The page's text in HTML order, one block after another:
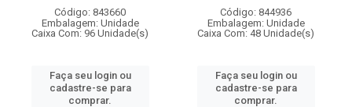
Código: 843660
Embalagem: Unidade
Caixa Com: 96 Unidade(s)
Faça seu login ou
cadastre-se para
comprar.
Código: 844936
Embalagem: Unidade
Caixa Com: 48 Unidade(s)
Faça seu login ou
cadastre-se para
comprar.